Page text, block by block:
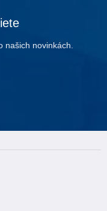
našich novinkách.